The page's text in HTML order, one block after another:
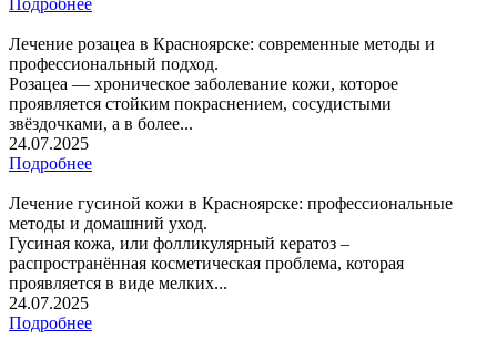
Лечение розацеа в Красноярске: современные методы и
профессиональный подход.
Розацеа — хроническое заболевание кожи, которое
проявляется стойким покраснением, сосудистыми
звёздочками, а в более...
24.07.2025
Подробнее
Лечение гусиной кожи в Красноярске: профессиональные
методы и домашний уход.
Гусиная кожа, или фолликулярный кератоз –
распространённая косметическая проблема, которая
проявляется в виде мелких...
24.07.2025
Подробнее